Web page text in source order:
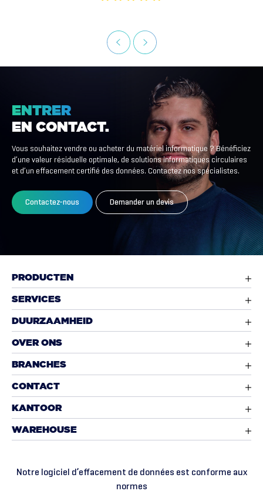
ENTRER
EN CONTACT.
Vous souhaitez vendre ou acheter du matériel informatique ? Bénéficiez
d’une valeur résiduelle optimale, de solutions informatiques circulaires
et d’un effacement certifié des données. Contactez nos spécialistes.
Contactez-nous Demander un devis
PRODUCTEN
SERVICES
DUURZAAMHEID
OVER ONS
BRANCHES
CONTACT
KANTOOR
WAREHOUSE
Notre logiciel d’effacement de données est conforme aux
normes